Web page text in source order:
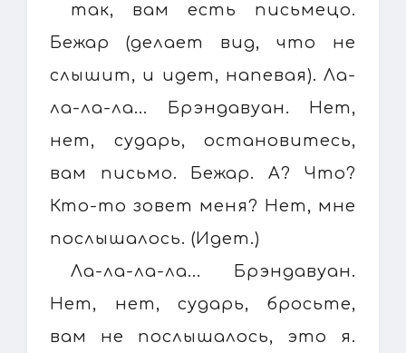
так, вам есть письмецо.
Бежар (делает вид, что не
слышит, и идет, напевая). Ла-
ла-ла-ла... Брэндавуан. Нет,
нет, сударь, остановитесь,
вам письмо. Бежар. А? Что?
Кто-то зовет меня? Нет, мне
послышалось. (Идет.)
Ла-ла-ла-ла... Брэндавуан.
Нет, нет, сударь, бросьте,
вам не послышалось, это я.